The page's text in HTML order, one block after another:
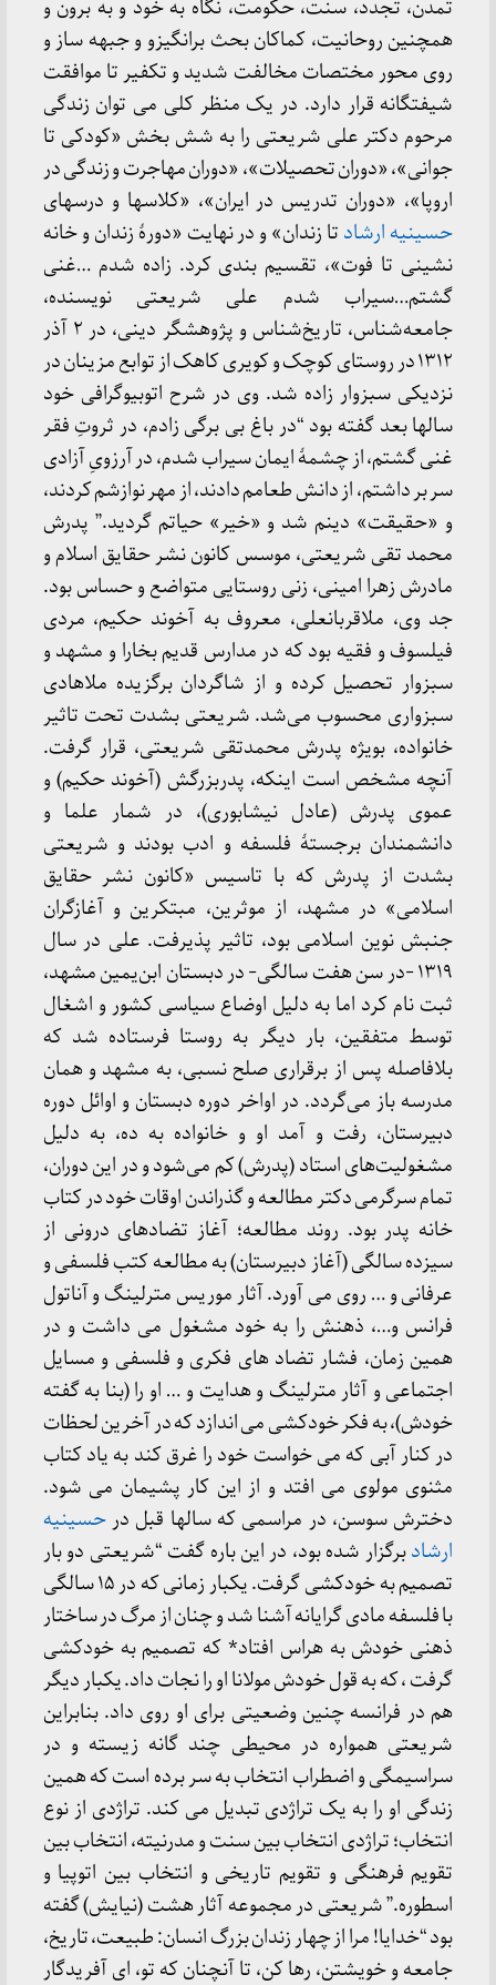
تمدن، تجدد، سنت، حکومت، نگاه به خود و به برون و
همچنین روحانیت، کماکان بحث برانگیزو و جبهه ساز و
روی محور مختصات مخالفت شدید و تکفیر تا موافقت
شیفتگانه قرار دارد. در یک منظر کلی می توان زندگی
مرحوم دکتر علی شریعتی را به شش بخش «کودکی تا
جوانی»، «دوران تحصیلات»، «دوران مهاجرت و زندگی در
اروپا»، «دوران تدریس در ایران»، «کلاسها و درسهای
حسینیه ارشاد تا زندان» و در نهایت «دورۀ زندان و خانه
نشینی تا فوت»، تقسیم بندی کرد. زاده شدم …غنی
گشتم…سیراب شدم علی شریعتی نویسنده،
جامعه‌شناس، تاریخ‌شناس و پژوهشگر دینی، در ۲ آذر
۱۳۱۲ در روستای کوچک و کویری کاهک از توابع مزینان در
نزدیکی سبزوار زاده شد. وی در شرح اتوبیوگرافی خود
سالها بعد گفته بود “در باغ بی برگی زادم، در ثروتِ فقر
غنی گشتم، از چشمۀ ایمان سیراب شدم، در آرزویِ آزادی
سر بر داشتم، از دانش طعامم دادند، از مهر نوازشم کردند،
و «حقیقت» دینم شد و «خیر» حیاتم گردید.” پدرش
محمد تقی شریعتی، موسس کانون نشر حقایق اسلام و
مادرش زهرا امینی، زنی روستایی متواضع و حساس بود.
جد وی، ملاقربانعلی، معروف به آخوند حکیم، مردی
فیلسوف و فقیه بود که در مدارس قدیم بخارا و مشهد و
سبزوار تحصیل کرده و از شاگردان برگزیده ملاهادی
سبزواری محسوب می‌شد. شریعتی بشدت تحت تاثیر
خانواده‌، بویژه پدرش محمدتقی شریعتی، قرار گرفت.
آنچه مشخص است اینکه، پدربزرگش (آخوند حکیم) و
عموی پدرش (عادل نیشابوری)، در شمار علما و
دانشمندان برجستۀ فلسفه و ادب بودند و شریعتی
بشدت از پدرش که با تاسیس «کانون نشر حقایق
اسلامی» در مشهد، از موثرین، مبتکرین و آغازگران
جنبش نوین اسلامی بود، تاثیر پذیرفت. علی در سال
۱۳۱۹ -در سن هفت سالگی- در دبستان ابن‌یمین مشهد،
ثبت نام کرد اما به دلیل اوضاع سیاسی کشور و اشغال
توسط متفقین، بار دیگر به روستا فرستاده شد که
بلافاصله پس از برقراری صلح نسبی، به مشهد و همان
مدرسه باز می‌گردد. در اواخر دوره دبستان و اوائل دوره
دبیرستان، رفت و آمد او و خانواده به ده، به دلیل
مشغولیت‌های استاد (پدرش) کم می‌شود و در این دوران،
تمام سرگرمی دکتر مطالعه و گذراندن اوقات خود در کتاب
خانه پدر بود. روند مطالعه؛ آغاز تضادهای درونی از
سیزده سالگی (آغاز دبیرستان) به مطالعه کتب فلسفی و
عرفانی و … روی می آورد. آثار موریس مترلینگ و آناتول
فرانس و…، ذهنش را به خود مشغول می داشت و در
همین زمان، فشار تضاد های فکری و فلسفی و مسایل
اجتماعی و آثار مترلینگ و هدایت و … او را (بنا به گفته
خودش)، به فکر خودکشی می اندازد که در آخرین لحظات
در کنار آبی که می خواست خود را غرق کند به یاد کتاب
مثنوی مولوی می افتد و از این کار پشیمان می شود.
دخترش سوسن، در مراسمی که سالها قبل درحسینیه
ارشادبرگزار شده بود، در این باره گفت “شریعتی دو بار
تصمیم به خودکشی گرفت. یکبار زمانی که در ١۵ سالگی
با فلسفه مادی گرایانه آشنا شد و چنان از مرگ در ساختار
ذهنی خودش به هراس افتاد* که تصمیم به خودکشی
گرفت ، که به قول خودش مولانا او را نجات داد. یکبار دیگر
هم در فرانسه چنین وضعیتی برای او روی داد. بنابراین
شریعتی همواره در محیطی چند گانه زیسته و در
سراسیمگی و اضطراب انتخاب به سر برده است که همین
زندگی او را به یک تراژدی تبدیل می کند. تراژدی از نوع
انتخاب؛ تراژدی انتخاب بین سنت و مدرنیته، انتخاب بین
تقویم فرهنگی و تقویم تاریخی و انتخاب بین اتوپیا و
اسطوره.” شریعتی در مجموعه آثار هشت (نیایش) گفته
بود “خدایا! مرا از چهار زندان بزرگ انسان: طبیعت، تاریخ،
جامعه و خویشتن، رها کن، تا آنچنان که تو، ای آفریدگار